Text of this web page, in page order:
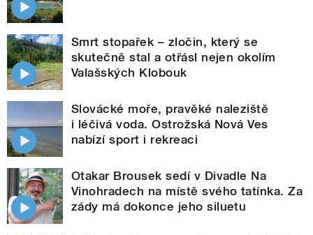
Smrt stopařek – zločin, který se
skutečně stal a otřásl nejen okolím
Valašských Klobouk
Slovácké moře, pravěké naleziště
i léčivá voda. Ostrožská Nová Ves
nabízí sport i rekreaci
Otakar Brousek sedí v Divadle Na
Vinohradech na místě svého tatínka. Za
zády má dokonce jeho siluetu